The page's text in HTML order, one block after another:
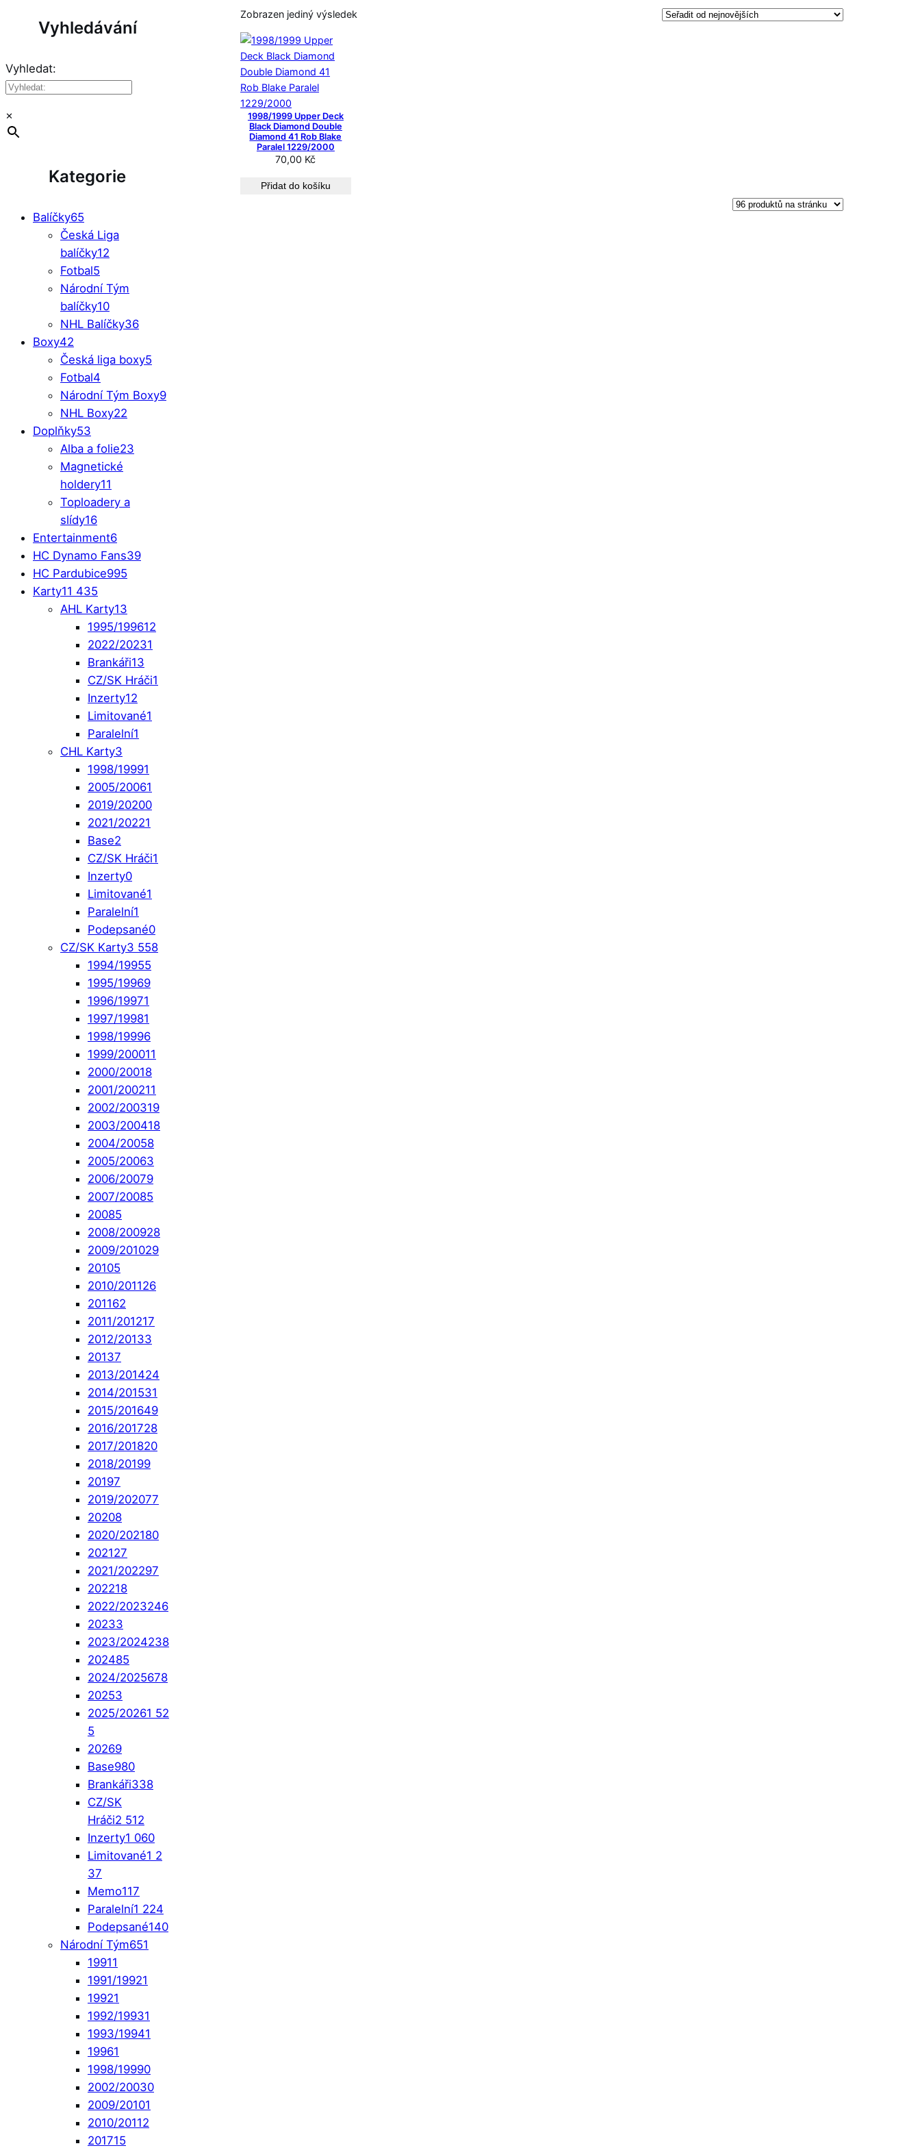
Vyhledávání
Vyhledat:
×
Kategorie
Balíčky65
Česká Liga
balíčky12
Fotbal5
Národní Tým
balíčky10
NHL Balíčky36
Boxy42
Česká liga boxy5
Fotbal4
Národní Tým Boxy9
NHL Boxy22
Doplňky53
Alba a folie23
Magnetické
holdery11
Toploadery a
slídy16
Entertainment6
HC Dynamo Fans39
HC Pardubice995
Karty11 435
AHL Karty13
1995/199612
2022/20231
Brankáři13
CZ/SK Hráči1
Inzerty12
Limitované1
Paralelní1
CHL Karty3
1998/19991
2005/20061
2019/20200
2021/20221
Base2
CZ/SK Hráči1
Inzerty0
Limitované1
Paralelní1
Podepsané0
CZ/SK Karty3 558
1994/19955
1995/19969
1996/19971
1997/19981
1998/19996
1999/200011
2000/20018
2001/200211
2002/200319
2003/200418
2004/20058
2005/20063
2006/20079
2007/20085
20085
2008/200928
2009/201029
20105
2010/201126
201162
2011/201217
2012/20133
20137
2013/201424
2014/201531
2015/201649
2016/201728
2017/201820
2018/20199
20197
2019/202077
20208
2020/202180
202127
2021/202297
202218
2022/2023246
20233
2023/2024238
202485
2024/2025678
20253
2025/20261 52
5
20269
Base980
Brankáři338
CZ/SK
Hráči2 512
Inzerty1 060
Limitované1 2
37
Memo117
Paralelní1 224
Podepsané140
Národní Tým651
19911
1991/19921
19921
1992/19931
1993/19941
19961
1998/19990
2002/20030
2009/20101
2010/20112
201715
Zobrazen jediný výsledek
1998/1999 Upper Deck
Black Diamond Double
Diamond 41 Rob Blake
Paralel 1229/2000
70,00 Kč
Přidat do košíku